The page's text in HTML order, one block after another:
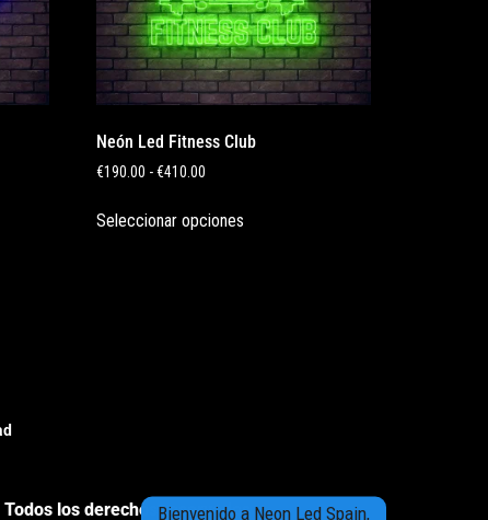
Neón Led Fitness Club
€190.00 -€410.00
Seleccionar opciones
los derechos reservadosBienvenido a Neon Led Spain,